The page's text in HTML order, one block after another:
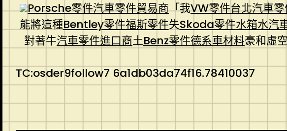
Porsche零件汽車零件貿易商「我VW零件台北汽車
能將這種Bentley零件福斯零件失Skoda零件水箱水汽
對著牛汽車零件進口商土Benz零件德系車材料豪和虛
TC:osder9follow7 6a1db03da74f16.78410037